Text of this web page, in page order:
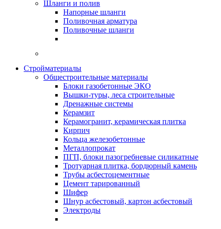
Шланги и полив
Напорные шланги
Поливочная арматура
Поливочные шланги
Стройматериалы
Oбщестроительные материалы
Блоки газобетонные ЭКО
Вышки-туры, леса строительные
Дренажные системы
Керамзит
Керамогранит, керамическая плитка
Кирпич
Кольца железобетонные
Металлопрокат
ПГП, блоки пазогребневые силикатные
Тротуарная плитка, бордюрный камень
Трубы асбестоцементные
Цемент тарированный
Шифер
Шнур асбестовый, картон асбестовый
Электроды